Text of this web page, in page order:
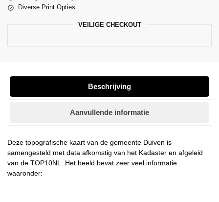
Diverse Print Opties
VEILIGE CHECKOUT
Beschrijving
Aanvullende informatie
Deze topografische kaart van de gemeente Duiven is
samengesteld met data afkomstig van het Kadaster en afgeleid
van de TOP10NL. Het beeld bevat zeer veel informatie
waaronder: